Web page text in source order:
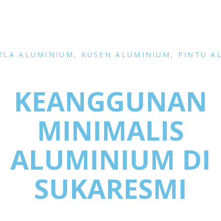
ALUMINIUM , KUSEN ALUMINIUM , PINTU
KEANGGUNAN
MINIMALIS
ALUMINIUM DI
SUKARESMI